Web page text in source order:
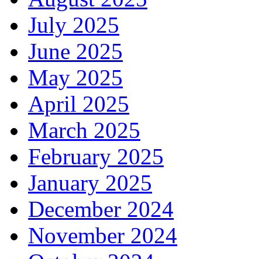
July 2025
June 2025
May 2025
April 2025
March 2025
February 2025
January 2025
December 2024
November 2024